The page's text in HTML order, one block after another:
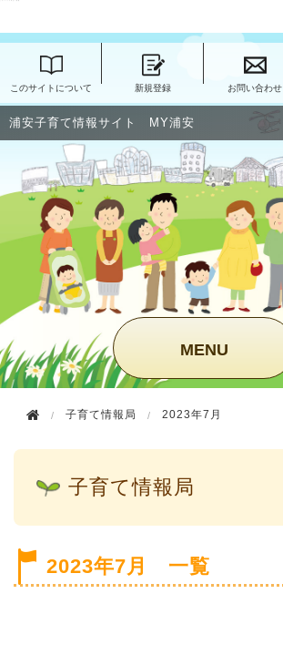
このサイトについて 新規登録 お問い合わせ
浦安子育て情報サイト MY浦安
MENU
子育て情報局 2023年7月
子育て情報局
2023年7月 一覧